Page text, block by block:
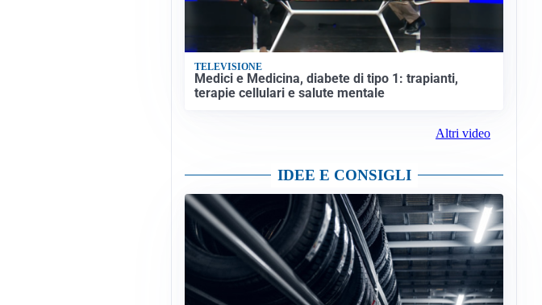
TELEVISIONE
Medici e Medicina, diabete di tipo 1: trapianti,
terapie cellulari e salute mentale
Altri video
IDEE E CONSIGLI